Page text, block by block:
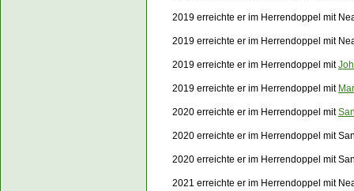
2019 erreichte er im Herrendoppel mit
2019 erreichte er im Herrendoppel mit
2019 erreichte er im Herrendoppel mit
2019 erreichte er im Herrendoppel mit
2020 erreichte er im Herrendoppel mit
2020 erreichte er im Herrendoppel mit
2020 erreichte er im Herrendoppel mit
2021 erreichte er im Herrendoppel mit